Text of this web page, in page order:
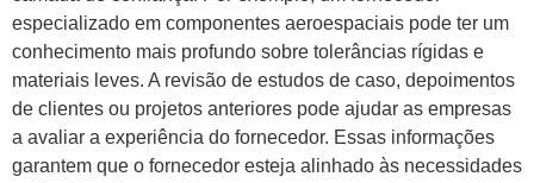
especializado em componentes aeroespaciais pode ter um
conhecimento mais profundo sobre tolerâncias rígidas e
materiais leves. A revisão de estudos de caso, depoimentos
de clientes ou projetos anteriores pode ajudar as empresas
a avaliar a experiência do fornecedor. Essas informações
garantem que o fornecedor esteja alinhado às necessidades